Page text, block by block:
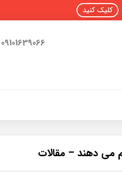
کلیک کنید
09101639066
می دهند – مقالات